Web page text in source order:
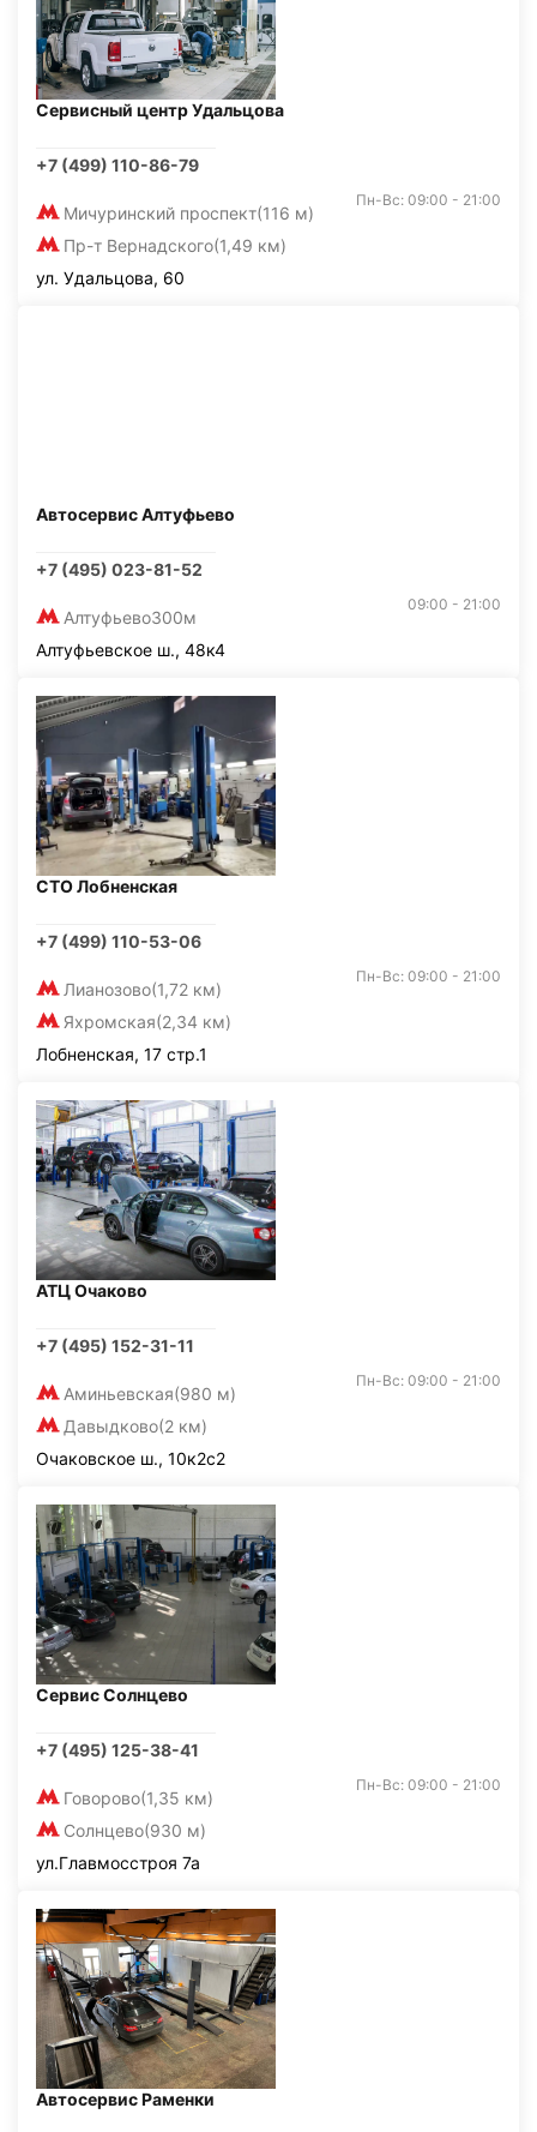
Сервисный центр Удальцова
+7 (499) 110-86-79
Мичуринский проспект(116 м)
Пр-т Вернадского(1,49 км)
Пн-Вс: 09:00 - 21:00
ул. Удальцова, 60
Автосервис Алтуфьево
+7 (495) 023-81-52
Алтуфьево300м
09:00 - 21:00
Алтуфьевское ш., 48к4
СТО Лобненская
+7 (499) 110-53-06
Лианозово(1,72 км)
Яхромская(2,34 км)
Пн-Вс: 09:00 - 21:00
Лобненская, 17 стр.1
АТЦ Очаково
+7 (495) 152-31-11
Аминьевская(980 м)
Давыдково(2 км)
Пн-Вс: 09:00 - 21:00
Очаковское ш., 10к2с2
Сервис Солнцево
+7 (495) 125-38-41
Говорово(1,35 км)
Солнцево(930 м)
Пн-Вс: 09:00 - 21:00
ул.Главмосстроя 7а
Автосервис Раменки